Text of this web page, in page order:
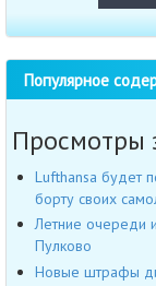
Популярное
Просмотры
Lufthansa будет
борту своих
Летние очереди
Пулково
Новые штрафы